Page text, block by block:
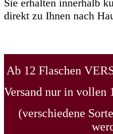
Sie erhalten innerhalb
direkt zu Ihnen nach
Ab 12 Flaschen
Versand nur in vollen
(verschiedene